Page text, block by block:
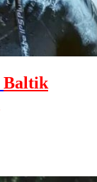
Baltik